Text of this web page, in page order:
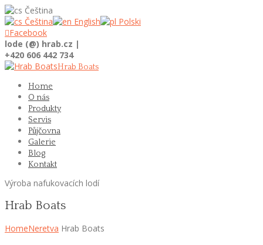
Čeština
Čeština
English
Polski
Facebook
lode (@) hrab.cz |
+420 606 442 734
Hrab Boats
Home
O nás
Produkty
Servis
Půjčovna
Galerie
Blog
Kontakt
Výroba nafukovacích lodí
Hrab Boats
HomeNeretva Hrab Boats